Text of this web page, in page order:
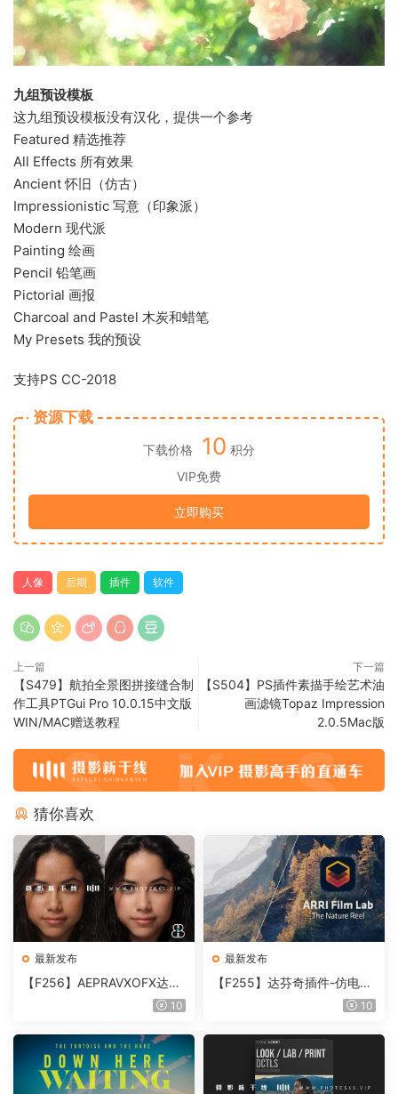
九组预设模板
这九组预设模板没有汉化，提供一个参考
Featured 精选推荐
All Effects 所有效果
Ancient 怀旧（仿古）
Impressionistic 写意（印象派）
Modern 现代派
Painting 绘画
Pencil 铅笔画
Pictorial 画报
Charcoal and Pastel 木炭和蜡笔
My Presets 我的预设
支持PS CC-2018
资源下载
下载价格 10 积分
VIP免费
立即购买
人像 后期 插件 软件
上一篇
【S479】航拍全景图拼接缝合制
作工具PTGui Pro 10.0.15中文版
WIN/MAC赠送教程
下一篇
【S504】PS插件素描手绘艺术油
画滤镜Topaz Impression
2.0.5Mac版
猜你喜欢
最新发布
【F256】AEPRAVXOFX达芬
奇视频人像磨皮润肤美颜插件
10
最新发布
【F255】达芬奇插件-仿电影
胶片视频调色插件 ARRI Film
10